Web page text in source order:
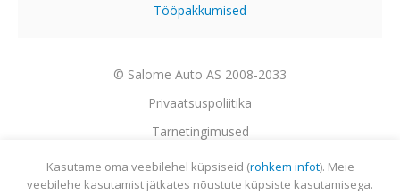
Tööpakkumised
© Salome Auto AS 2008-2033
Privaatsuspoliitika
Tarnetingimused
Garantii
Utiliseerimine
Kasutame oma veebilehel küpsiseid (rohkem infot). Meie
veebilehe kasutamist jätkates nõustute küpsiste kasutamisega.